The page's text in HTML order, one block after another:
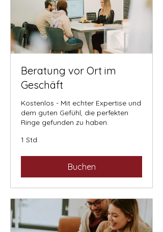
Beratung vor Ort im
Geschäft
Kostenlos - Mit echter Expertise und
dem guten Gefühl, die perfekten
Ringe gefunden zu haben.
1 Std.
Buchen